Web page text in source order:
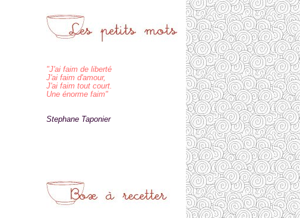
"J'ai faim de liberté
J'ai faim d'amour,
J'ai faim tout court.
Une énorme faim"
Stephane Taponier